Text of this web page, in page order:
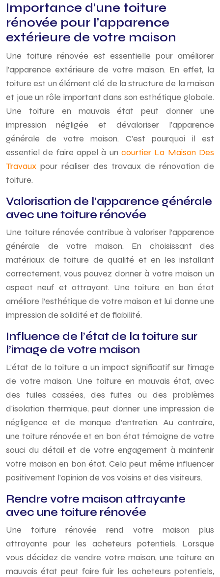
Importance d’une toiture
rénovée pour l’apparence
extérieure de votre maison
Une toiture rénovée est essentielle pour améliorer
l’apparence extérieure de votre maison. En effet, la
toiture est un élément clé de la structure de la maison
et joue un rôle important dans son esthétique globale.
Une toiture en mauvais état peut donner une
impression négligée et dévaloriser l’apparence
générale de votre maison. C’est pourquoi il est
essentiel de faire appel à un courtier La Maison Des
Travaux pour réaliser des travaux de rénovation de
toiture.
Valorisation de l’apparence générale
avec une toiture rénovée
Une toiture rénovée contribue à valoriser l’apparence
générale de votre maison. En choisissant des
matériaux de toiture de qualité et en les installant
correctement, vous pouvez donner à votre maison un
aspect neuf et attrayant. Une toiture en bon état
améliore l’esthétique de votre maison et lui donne une
impression de solidité et de fiabilité.
Influence de l’état de la toiture sur
l’image de votre maison
L’état de la toiture a un impact significatif sur l’image
de votre maison. Une toiture en mauvais état, avec
des tuiles cassées, des fuites ou des problèmes
d’isolation thermique, peut donner une impression de
négligence et de manque d’entretien. Au contraire,
une toiture rénovée et en bon état témoigne de votre
souci du détail et de votre engagement à maintenir
votre maison en bon état. Cela peut même influencer
positivement l’opinion de vos voisins et des visiteurs.
Rendre votre maison attrayante
avec une toiture rénovée
Une toiture rénovée rend votre maison plus
attrayante pour les acheteurs potentiels. Lorsque
vous décidez de vendre votre maison, une toiture en
mauvais état peut faire fuir les acheteurs potentiels,